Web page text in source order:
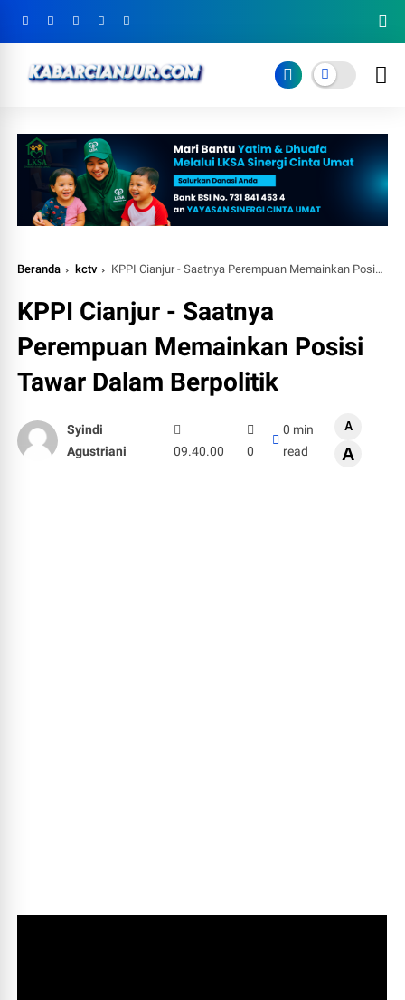
Beranda kctv KPPI Cianjur - Saatnya Perempuan Memainkan Posisi Tawar Dalam Berpolitik
KPPI Cianjur - Saatnya
Perempuan Memainkan Posisi
Tawar Dalam Berpolitik
Syindi
Agustriani
09.40.00 0
0 min
read
A
A